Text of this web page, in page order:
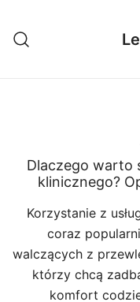
content
Dlaczego warto
klinicznego?
Korzystanie z
coraz
walczących z
którzy chcą
komfort